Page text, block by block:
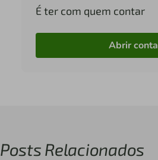
É ter com quem contar
Abrir conta
Posts Relacionados